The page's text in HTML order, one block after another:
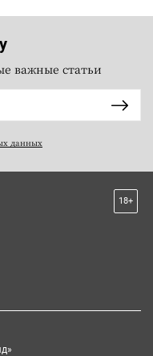
важные статьи
данных
18+